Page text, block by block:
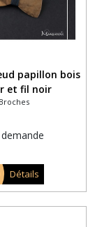
papillon bois
et fil noir
Broches
Détails